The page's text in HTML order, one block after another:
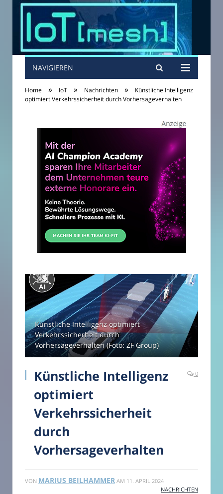
NAVIGIEREN
Home » IoT » Nachrichten »
Künstliche Intelligenz
optimiert Verkehrssicherheit durch Vorhersageverhalten
Künstliche Intelligenz optimiert
Verkehrssicherheit durch
Vorhersageverhalten (Foto: ZF Group)
Künstliche Intelligenz
optimiert
Verkehrssicherheit
durch
Vorhersageverhalten
0
VON MARIUS BEILHAMMER AM 11. APRIL 2024
NACHRICHTEN